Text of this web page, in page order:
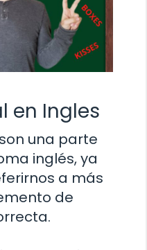
en Ingles
una parte
inglés, ya
a más
de